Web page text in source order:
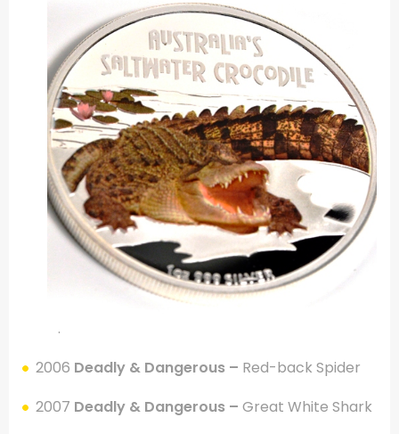
.
2006 Deadly & Dangerous – Red-back Spider
2007 Deadly & Dangerous – Great White Shark